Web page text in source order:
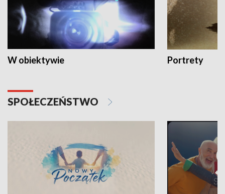
W obiektywie Portrety
SPOŁECZEŃSTWO